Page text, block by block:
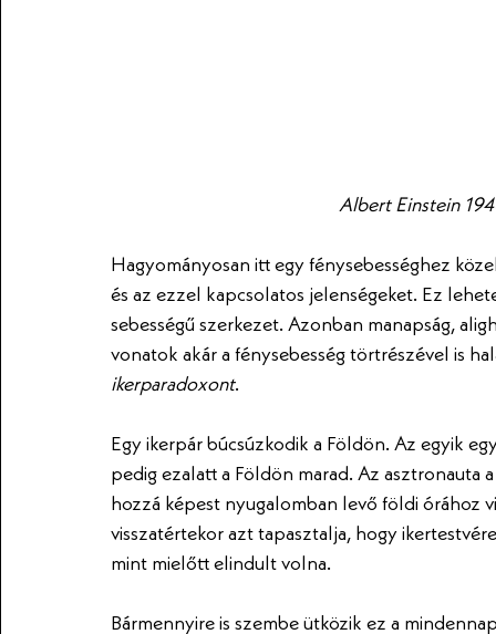
Albert Einstein
Hagyományosan itt egy fénysebességhez
és az ezzel kapcsolatos jelenségeket. Ez
sebességű szerkezet. Azonban manapság,
vonatok akár a fénysebesség törtrészével is
ikerparadoxont.
Egy ikerpár búcsúzkodik a Földön. Az egyik
pedig ezalatt a Földön marad. Az asztronauta
hozzá képest nyugalomban levő földi órához
visszatértekor azt tapasztalja, hogy
mint mielőtt elindult volna.
Bármennyire is szembe ütközik ez a